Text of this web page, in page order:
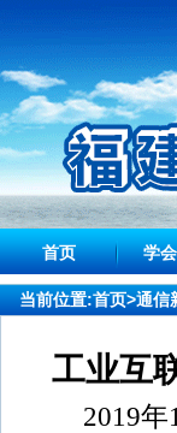
首页 学
当前位置:首页>通信
工业互
2019年